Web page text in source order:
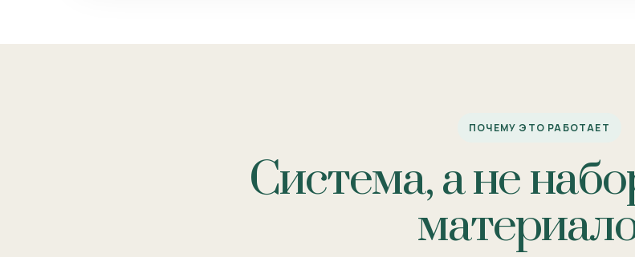
ПОЧЕМУ ЭТО РАБОТАЕТ
Система, а не